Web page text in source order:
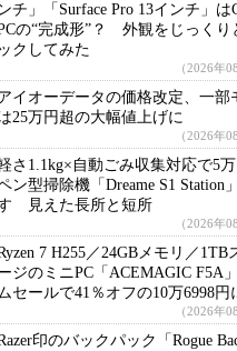
ンチ」「Surface Pro 13インチ」は
の“完成形”？ 外観をじっくり
ックしてみた
（2026年
イオーデータの価格改定、一部
25万円超の大幅値上げに
（2026年
さ1.1kg×自動ごみ収集対応で5
ン型掃除機「Dreame S1 Station
見えた長所と短所
（2026年
7 H255／24GBメモリ／1TB
ジのミニPC「ACEMAGIC F5A
セールで41％オフの10万6998円
（2026年
印のバックパック「Rogue